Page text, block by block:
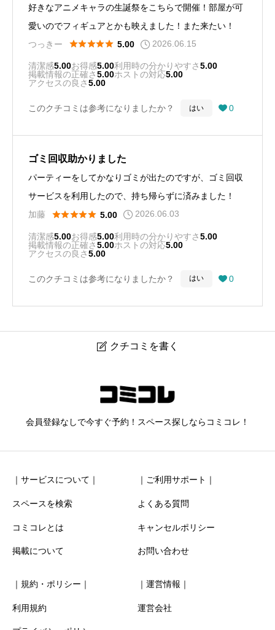
好きなアニメキャラの生誕祭をこちらで開催！部屋が可
愛いのでフィギュアとかも映えました！また来たい！
つっきー
 5.00 2026.06.15
清潔感5.00お得感5.00利用時の分かりやすさ5.00
掲載情報の正確さ5.00ホストの対応5.00
アクセスの良さ5.00
このクチコミは参考になりましたか？ はい  0
ゴミ回収助かりました
パーティーをしてかなりゴミが出たのですが、ゴミ回収
サービスを利用したので、持ち帰らずに済みました！
加藤
 5.00 2026.06.03
清潔感5.00お得感5.00利用時の分かりやすさ5.00
掲載情報の正確さ5.00ホストの対応5.00
アクセスの良さ5.00
このクチコミは参考になりましたか？ はい  0
 クチコミを書く
ニックネーム 任意
清潔感
お得感
会員登録なしで今すぐ予約！スペース探しならコミコレ！
｜サービスについて｜
スペースを検索
コミコレとは
掲載について
｜ご利用サポート｜
よくある質問
キャンセルポリシー
お問い合わせ
｜規約・ポリシー｜
利用規約
｜運営情報｜
運営会社